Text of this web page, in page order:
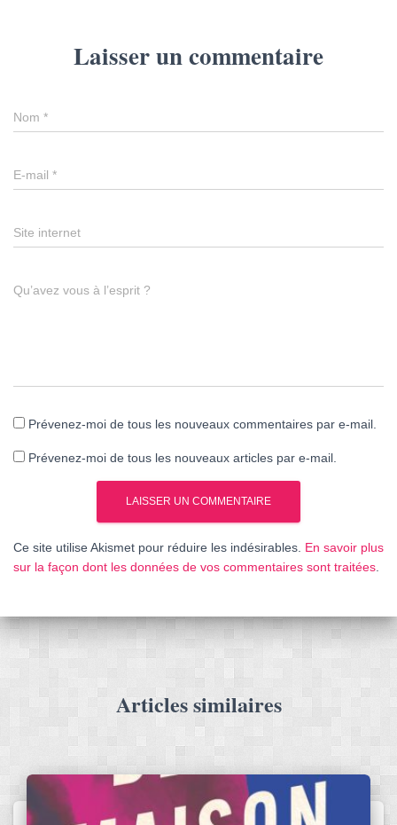
Laisser un commentaire
Nom *
E-mail *
Site internet
Qu’avez vous à l’esprit ?
Prévenez-moi de tous les nouveaux commentaires par e-mail.
Prévenez-moi de tous les nouveaux articles par e-mail.
Ce site utilise Akismet pour réduire les indésirables. En savoir plus
sur la façon dont les données de vos commentaires sont traitées
Articles similaires